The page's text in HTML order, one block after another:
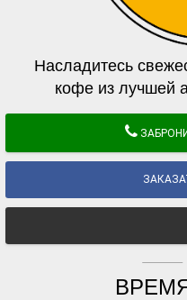
Насладитесь
кофе из лучшей